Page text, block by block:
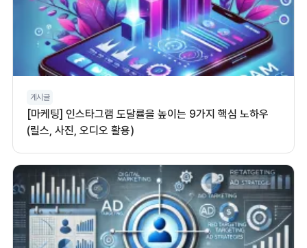
게시글
[마케팅] 인스타그램 도달률을 높이는 9가지 핵심 노하우
(릴스, 사진, 오디오 활용)